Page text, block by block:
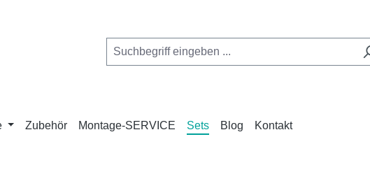
Zubehör Montage-SERVICE Sets Blog Kontakt